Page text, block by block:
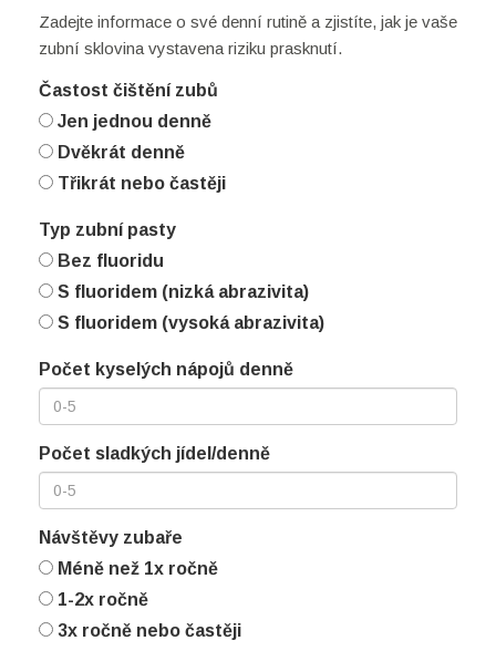
Zadejte informace o své denní rutině a zjistíte, jak je vaše
zubní sklovina vystavena riziku prasknutí.
Častost čištění zubů
Jen jednou denně
Dvěkrát denně
Třikrát nebo častěji
Typ zubní pasty
Bez fluoridu
S fluoridem (nizká abrazivita)
S fluoridem (vysoká abrazivita)
Počet kyselých nápojů denně
Počet sladkých jídel/denně
Návštěvy zubaře
Méně než 1x ročně
1-2x ročně
3x ročně nebo častěji